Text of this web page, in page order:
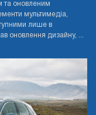
та оновленим
мультимедіа,
лише в
оновлення дизайну, ...